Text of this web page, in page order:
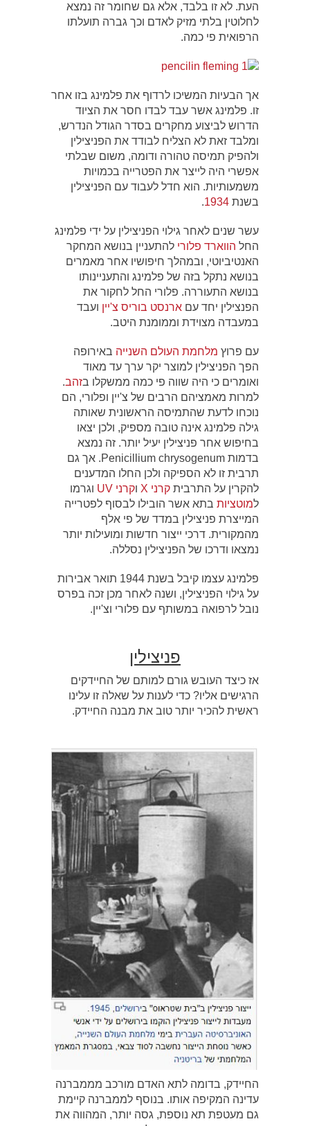
העת. לא זו בלבד, אלא גם שחומר זה נמצא
לחלוטין בלתי מזיק לאדם וכך גברה תועלתו
הרפואית פי כמה.
אך הבעיות המשיכו לרדוף את פלמינג בזו אחר
זו. פלמינג אשר עבד לבדו חסר את הציוד
הדרוש לביצוע מחקרים בסדר הגודל הנדרש,
ומלבד זאת לא הצליח לבודד את הפניצילין
ולהפיק תמיסה טהורה ודומה, משום שבלתי
אפשרי היה לייצר את הפטרייה בכמויות
משמעותיות. הוא חדל לעבוד עם הפניצילין
בשנת 1934
.
עשר שנים לאחר גילוי הפניצילין על ידי פלמינג
החל הווארד פלורי להתעניין בנושא המחקר
האנטיביוטי, ובמהלך חיפושיו אחר מאמרים
בנושא נתקל בזה של פלמינג והתעניינותו
בנושא התעוררה. פלורי החל לחקור את
הפנצילין יחד עם ארנסט בוריס צ'יין ועבד
במעבדה מצוידת וממומנת היטב.
עם פרוץ מלחמת העולם השנייה באירופה
הפך הפניצילין למוצר יקר ערך עד מאוד
ואומרים כי היה שווה פי כמה ממשקלו בזהב.
למרות מאמציהם הרבים של צ'יין ופלורי, הם
נוכחו לדעת שהתמיסה הראשונית שאותה
גילה פלמינג אינה טובה מספיק, ולכן יצאו
בחיפוש אחר פניצילין יעיל יותר. זה נמצא
בדמות Penicillium chrysogenum. אך גם
תרבית זו לא הספיקה ולכן החלו המדענים
להקרין על התרבית קרני X וקרני UV
וגרמו
למוטציות בתא אשר הובילו לבסוף לפטרייה
המייצרת פניצילין במדד של פי אלף
מהמקורית. דרכי ייצור חדשות ומועילות יותר
נמצאו ודרכו של הפניצילין נסללה.
פלמינג עצמו קיבל בשנת 1944 תואר אבירות
על גילוי הפניצילין, ושנה לאחר מכן זכה בפרס
נובל לרפואה במשותף עם פלורי וצ'יין.
פניצילין
אז כיצד העובש גורם למותם של החיידקים
הרגישים אליו? כדי לענות על שאלה זו עלינו
ראשית להכיר יותר טוב את מבנה החיידק.
החיידק, בדומה לתא האדם מורכב מממברנה
עדינה המקיפה אותו. בנוסף לממברנה קיימת
גם מעטפת תא נוספת, גסה יותר, המהווה את